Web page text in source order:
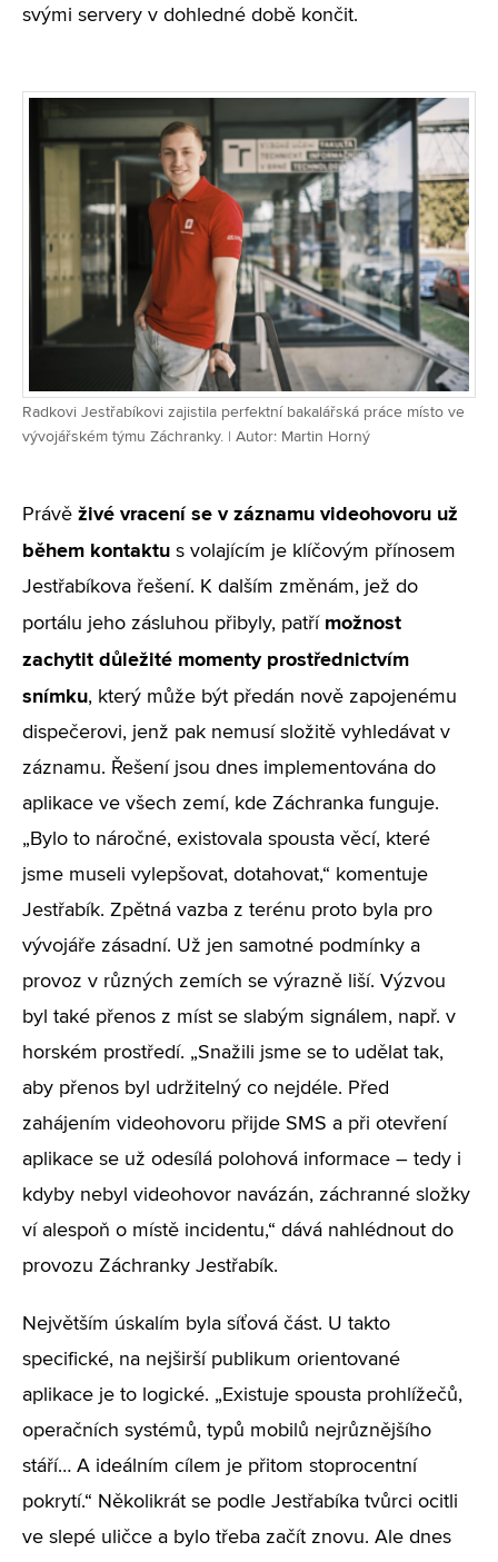
svými servery v dohledné době končit.
Radkovi Jestřabíkovi zajistila perfektní bakalářská práce místo ve
vývojářském týmu Záchranky. | Autor: Martin Horný
Právě živé vracení se v záznamu videohovoru už
během kontaktu s volajícím je klíčovým přínosem
Jestřabíkova řešení. K dalším změnám, jež do
portálu jeho zásluhou přibyly, patří možnost
zachytit důležité momenty prostřednictvím
snímku, který může být předán nově zapojenému
dispečerovi, jenž pak nemusí složitě vyhledávat v
záznamu. Řešení jsou dnes implementována do
aplikace ve všech zemí, kde Záchranka funguje.
„Bylo to náročné, existovala spousta věcí, které
jsme museli vylepšovat, dotahovat,“ komentuje
Jestřabík. Zpětná vazba z terénu proto byla pro
vývojáře zásadní. Už jen samotné podmínky a
provoz v různých zemích se výrazně liší. Výzvou
byl také přenos z míst se slabým signálem, např. v
horském prostředí. „Snažili jsme se to udělat tak,
aby přenos byl udržitelný co nejdéle. Před
zahájením videohovoru přijde SMS a při otevření
aplikace se už odesílá polohová informace – tedy i
kdyby nebyl videohovor navázán, záchranné složky
ví alespoň o místě incidentu,“ dává nahlédnout do
provozu Záchranky Jestřabík.
Největším úskalím byla síťová část. U takto
specifické, na nejširší publikum orientované
aplikace je to logické. „Existuje spousta prohlížečů,
operačních systémů, typů mobilů nejrůznějšího
stáří… A ideálním cílem je přitom stoprocentní
pokrytí.“ Několikrát se podle Jestřabíka tvůrci ocitli
ve slepé uličce a bylo třeba začít znovu. Ale dnes